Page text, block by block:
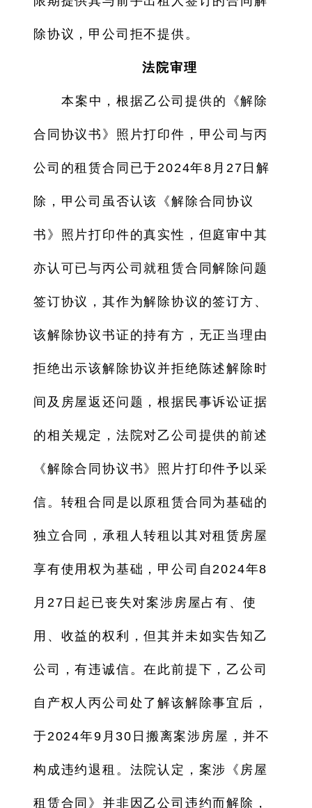
除协议，甲公司拒不提供。
法院审理
本案中，根据乙公司提供的《解除
合同协议书》照片打印件，甲公司与丙
公司的租赁合同已于2024年8月27日解
除，甲公司虽否认该《解除合同协议
书》照片打印件的真实性，但庭审中其
亦认可已与丙公司就租赁合同解除问题
签订协议，其作为解除协议的签订方、
该解除协议书证的持有方，无正当理由
拒绝出示该解除协议并拒绝陈述解除时
间及房屋返还问题，根据民事诉讼证据
的相关规定，法院对乙公司提供的前述
《解除合同协议书》照片打印件予以采
信。转租合同是以原租赁合同为基础的
独立合同，承租人转租以其对租赁房屋
享有使用权为基础，甲公司自2024年8
月27日起已丧失对案涉房屋占有、使
用、收益的权利，但其并未如实告知乙
公司，有违诚信。在此前提下，乙公司
自产权人丙公司处了解该解除事宜后，
于2024年9月30日搬离案涉房屋，并不
构成违约退租。法院认定，案涉《房屋
租赁合同》并非因乙公司违约而解除，